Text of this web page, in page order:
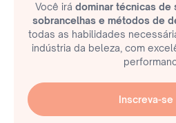
Você irá dominar técnicas de
sobrancelhas e métodos de
todas as habilidades
indústria da beleza, com
Inscreva-se